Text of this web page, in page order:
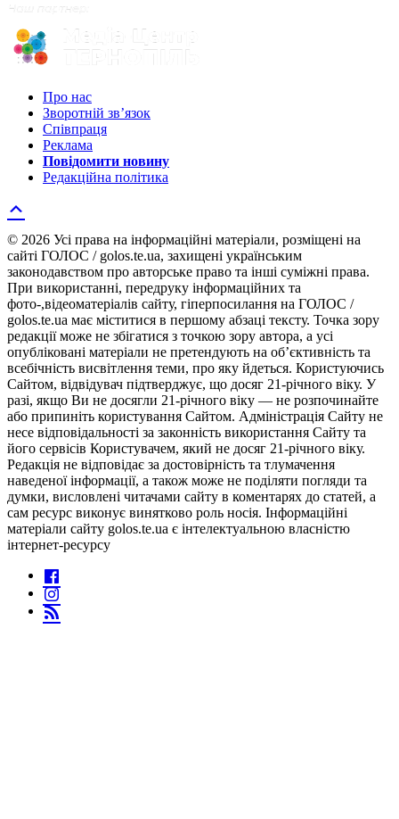
Про нас
Зворотній зв’язок
Співпраця
Реклама
Повідомити новину
Редакційна політика
© 2026 Усі права на інформаційні матеріали, розміщені на
сайті ГОЛОС / golos.te.ua, захищені українським
законодавством про авторське право та інші суміжні права.
При використанні, передруку інформаційних та
фото-,відеоматеріалів сайту, гіперпосилання на ГОЛОС /
golos.te.ua має міститися в першому абзаці тексту. Точка зору
редакції може не збігатися з точкою зору автора, а усі
опубліковані матеріали не претендують на об’єктивність та
всебічність висвітлення теми, про яку йдеться. Користуючись
Сайтом, відвідувач підтверджує, що досяг 21-річного віку. У
разі, якщо Ви не досягли 21-річного віку — не розпочинайте
або припиніть користування Сайтом. Адміністрація Сайту не
несе відповідальності за законність використання Сайту та
його сервісів Користувачем, який не досяг 21-річного віку.
Редакція не відповідає за достовірність та тлумачення
наведеної інформації, а також може не поділяти погляди та
думки, висловлені читачами сайту в коментарях до статей, а
сам ресурс виконує винятково роль носія. Інформаційні
матеріали сайту golos.te.ua є інтелектуальною власністю
інтернет-ресурсу